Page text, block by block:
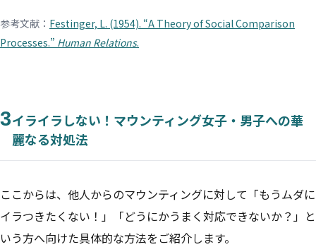
参考文献： Festinger, L. (1954). “A Theory of Social Comparison
Processes.” Human Relations.
3イライラしない！マウンティング女子・男子への華
麗なる対処法
ここからは、他人からのマウンティングに対して「もうムダに
イラつきたくない！」「どうにかうまく対応できないか？」と
いう方へ向けた具体的な方法をご紹介します。